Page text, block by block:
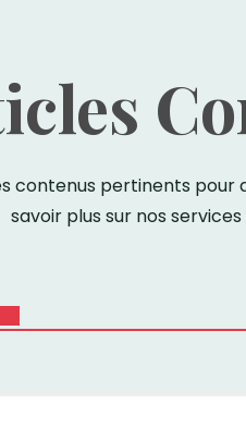
contenus pertinents
savoir plus sur nos